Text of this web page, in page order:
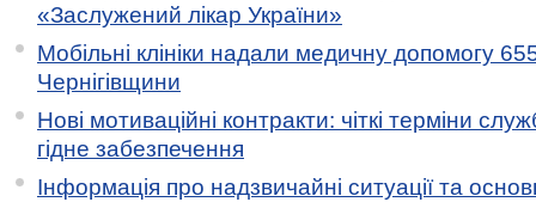
«Заслужений лікар України»
Мобільні клініки надали медичну допомогу
Чернігівщини
Нові мотиваційні контракти: чіткі терміни
гідне забезпечення
Інформація про надзвичайні ситуації та